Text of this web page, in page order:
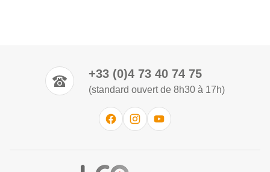
+33 (0)4 73 40 74 75
(standard ouvert de 8h30 à 17h)